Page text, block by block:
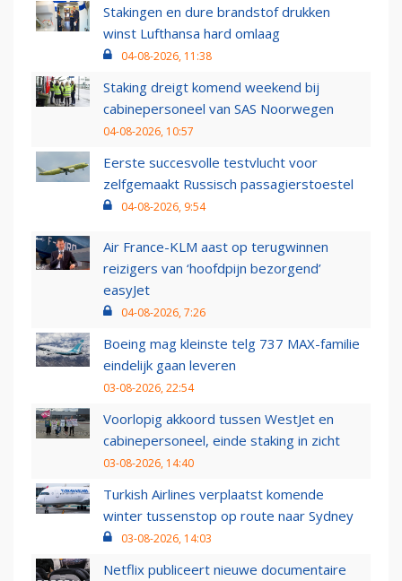
Stakingen en dure brandstof drukken
winst Lufthansa hard omlaag
04-08-2026, 11:38
Staking dreigt komend weekend bij
cabinepersoneel van SAS Noorwegen
04-08-2026, 10:57
Eerste succesvolle testvlucht voor
zelfgemaakt Russisch passagierstoestel
04-08-2026, 9:54
Air France-KLM aast op terugwinnen
reizigers van ‘hoofdpijn bezorgend’
easyJet
04-08-2026, 7:26
Boeing mag kleinste telg 737 MAX-familie
eindelijk gaan leveren
03-08-2026, 22:54
Voorlopig akkoord tussen WestJet en
cabinepersoneel, einde staking in zicht
03-08-2026, 14:40
Turkish Airlines verplaatst komende
winter tussenstop op route naar Sydney
03-08-2026, 14:03
Netflix publiceert nieuwe documentaire